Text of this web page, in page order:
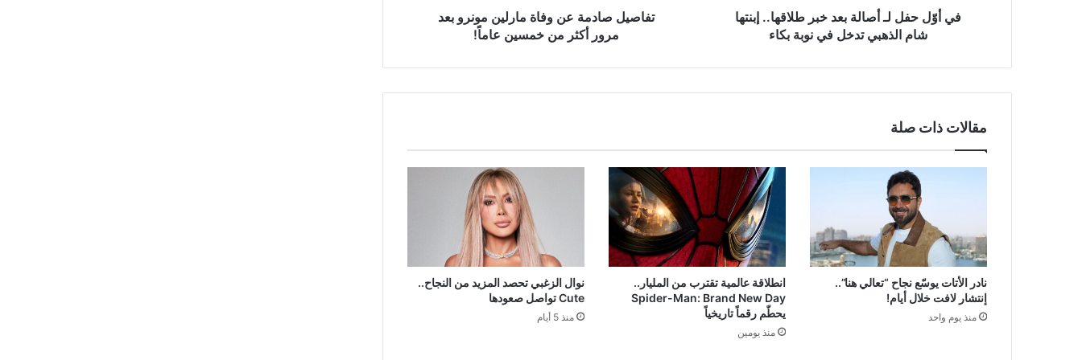
في
في أوّل حفل لـ أصالة بعد خبر طلاقها.. إبنتها
شام الذهبي تدخل في نوبة بكاء
تفاصيل صادمة عن وفاة مارلين مونرو بعد
مرور أكثر من خمسين عاماً!
مقالات ذات صلة
نادر الأتات يوسّع نجاح “تعالي هنا”..
إنتشار لافت خلال أيام!
منذ يوم واحد
انطلاقة عالمية تقترب من المليار..
Spider-Man: Brand New Day
يحطّم رقماً تاريخياً
منذ يومين
نوال الزغبي تحصد المزيد من النجاح..
Cute تواصل صعودها
منذ 5 أيام